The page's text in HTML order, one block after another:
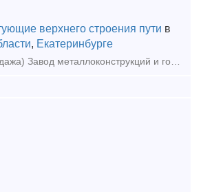
верхнего строения пути в
, Екатеринбурге
Предложение (продажа) Завод металлоконструкций и горячего цинкования ООО "УралМехОбработка" . . Изготавливаем: - Свайные фундаменты